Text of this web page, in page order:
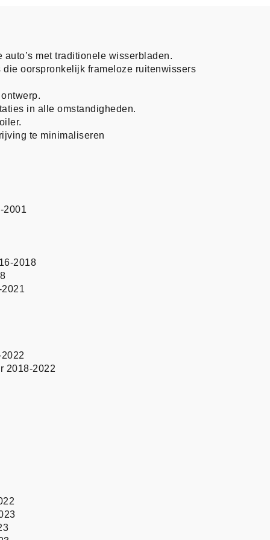
met traditionele wisserbladen.
die oorspronkelijk frameloze ruitenwissers
in alle omstandigheden.
te minimaliseren
2001
2018
2018-2022